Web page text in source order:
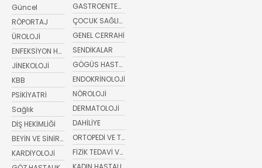
Güncel
RÖPORTAJ
ÜROLOJİ
ENFEKSİYON HASTALIKLARI
JİNEKOLOJİ
KBB
PSİKİYATRİ
Sağlık
DİŞ HEKİMLİĞİ
BEYİN VE SİNİR CERRAHİSİ
KARDİYOLOJİ
GASTROENTEROLOJİ
ÇOCUK SAĞLIĞI VE HASTALIKLARI
GENEL CERRAHİ
SENDİKALAR
GÖGÜS HASTALIKLARI
ENDOKRİNOLOJİ
NÖROLOJİ
DERMATOLOJİ
DAHİLİYE
ORTOPEDİ VE TRAVMATOLOJİ
FİZİK TEDAVİ VE REHABİLİTASYON